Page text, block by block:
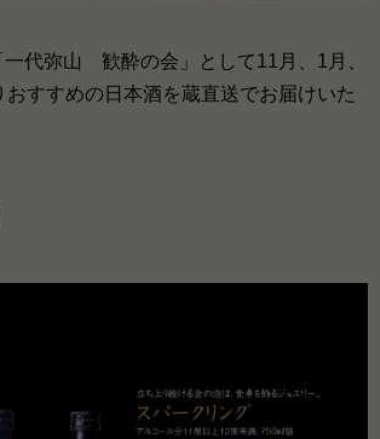
一代弥山 歓酔の会」として11月、1月、
おすすめの日本酒を蔵直送でお届けいた